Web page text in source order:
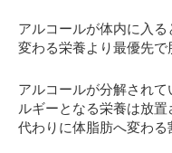
アルコールが体内に入
変わる栄養より最優先で
アルコールが分解され
ルギーとなる栄養は放
代わりに体脂肪へ変わる